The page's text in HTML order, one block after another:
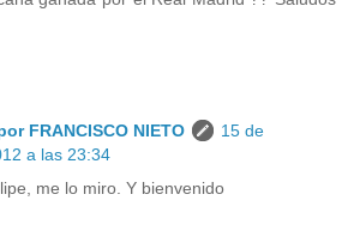
FRANCISCO NIETO
15 de
a las 23:34
me lo miro. Y bienvenido